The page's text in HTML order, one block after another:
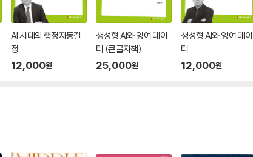
AI 시대의 행정자동결
정
12,000원
생성형 AI와 잉여 데이
터 (큰글자책)
25,000원
생성형 AI와 잉여 데이
터
12,000원